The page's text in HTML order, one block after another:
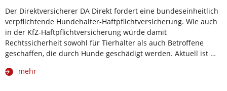
Der Direktversicherer DA Direkt fordert eine bundeseinheitlich
verpflichtende Hundehalter-Haftpflichtversicherung. Wie auch
in der KfZ-Haftpflichtversicherung würde damit
Rechtssicherheit sowohl für Tierhalter als auch Betroffene
geschaffen, die durch Hunde geschädigt werden. Aktuell ist …
mehr